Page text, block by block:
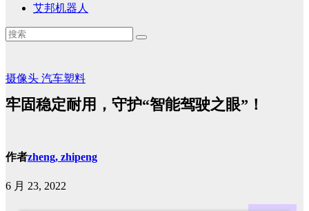
艾邦机器人
摄像头 汽车塑料
牢固稳定耐用，守护“智能驾驶之眼”！
作者zheng, zhipeng
6 月 23, 2022